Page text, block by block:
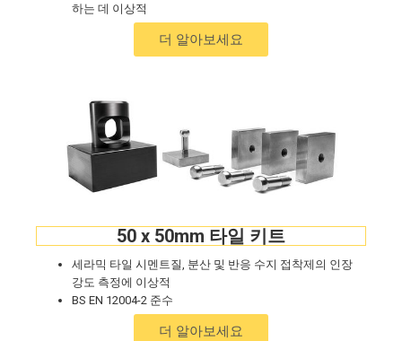
하는 데 이상적
더 알아보세요
50 x 50mm 타일 키트
세라믹 타일 시멘트질, 분산 및 반응 수지 접착제의 인장
강도 측정에 이상적
BS EN 12004-2 준수
더 알아보세요